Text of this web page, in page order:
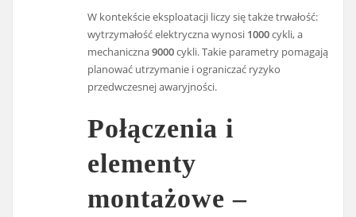
W kontekście eksploatacji liczy się także trwałość:
wytrzymałość elektryczna wynosi 1000cykli, a
mechaniczna9000cykli. Takie parametry pomagają
planować utrzymanie i ograniczać ryzyko
przedwczesnej awaryjności.
Połączenia i
elementy
montażowe –